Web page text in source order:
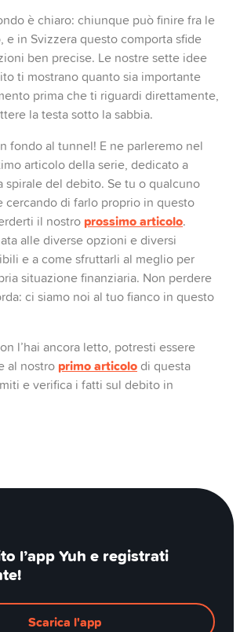
è chiaro: chiunque può finire fra le
e in Svizzera questo comporta sfide
ben precise. Le nostre sette idee
ti mostrano quanto sia importante
prima che ti riguardi direttamente,
la testa sotto la sabbia.
fondo al tunnel! E ne parleremo nel
articolo della serie, dedicato a
spirale del debito. Se tu o qualcuno
cercando di farlo proprio in questo
il nostro prossimo articolo.
alle diverse opzioni e diversi
e a come sfruttarli al meglio per
situazione finanziaria. Non perdere
ci siamo noi al tuo fianco in questo
l’hai ancora letto, potresti essere
al nostro primo articolodi questa
e verifica i fatti sul debito in
l’app Yuh e registrati
Scarica l'app